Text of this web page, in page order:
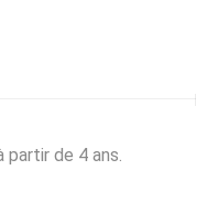
partir de 4 ans.